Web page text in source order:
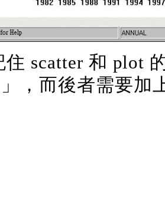
scatter 和 plot
」，而後者需要加